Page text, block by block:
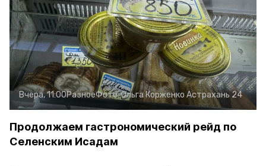
Вчера, 11:00РазноеФото:Ольга Корженко Астрахань 24
Продолжаем гастрономический рейд по
Селенским Исадам